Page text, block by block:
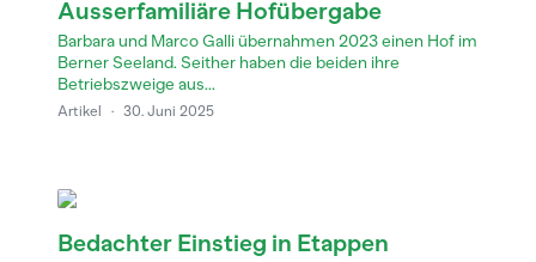
Ausserfamiliäre Hofübergabe
Barbara und Marco Galli übernahmen 2023 einen Hof im
Berner Seeland. Seither haben die beiden ihre
Betriebszweige aus...
Artikel · 30. Juni 2025
Bedachter Einstieg in Etappen